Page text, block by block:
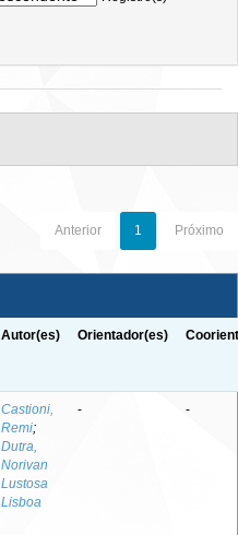
Anterior 1 Próximo
Autor(es) Orientador(es)
Castioni,
Remi;
Dutra,
Norivan
Lustosa
Lisboa
- -